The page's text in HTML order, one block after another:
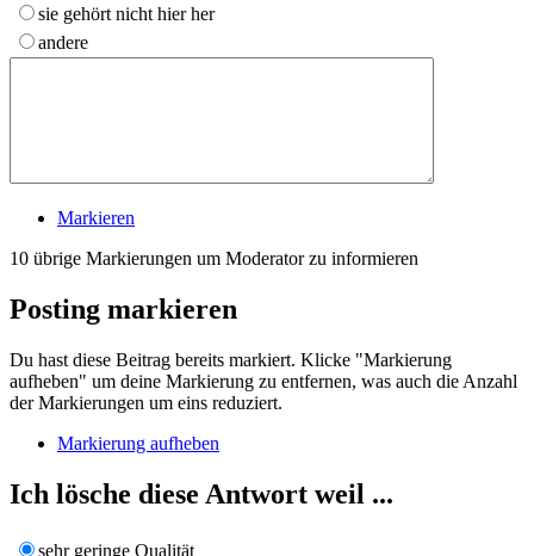
sie gehört nicht hier her
andere
Markieren
10 übrige Markierungen um Moderator zu informieren
Posting markieren
Du hast diese Beitrag bereits markiert. Klicke "Markierung
aufheben" um deine Markierung zu entfernen, was auch die Anzahl
der Markierungen um eins reduziert.
Markierung aufheben
Ich lösche diese Antwort weil ...
sehr geringe Qualität